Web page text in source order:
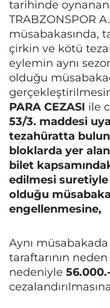
tarihinde oynanan
TRABZONSPOR
müsabakasında,
çirkin ve kötü
eylemin aynı
olduğu
PARA CEZASI ile
53/3. maddesi
tezahüratta
bloklarda yer
bilet
edilmesi
olduğu
engellenmesine,
Aynı müsabakada
taraftarının
nedeniyle